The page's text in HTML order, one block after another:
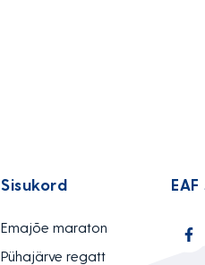
Sisukord
Emajõe maraton
Pühajärve regatt